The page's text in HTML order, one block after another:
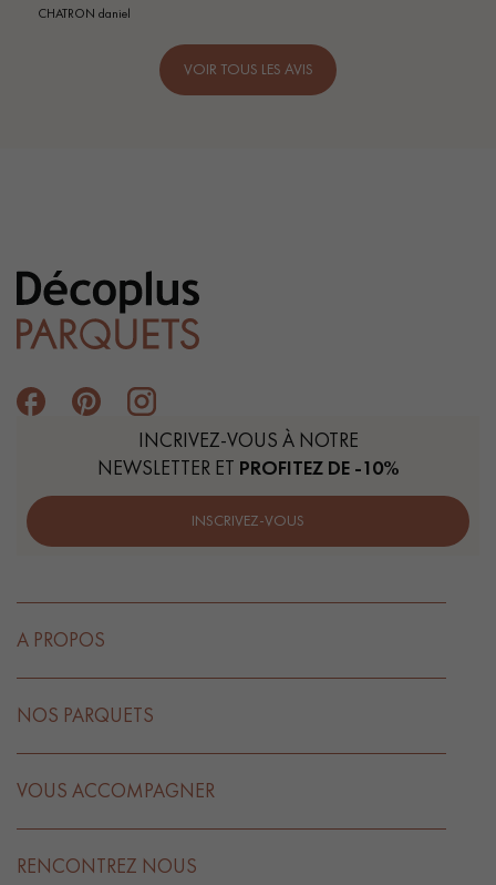
CHATRON daniel
VOIR TOUS LES AVIS
INCRIVEZ-VOUS À NOTRE
NEWSLETTER ET PROFITEZ DE -10%
INSCRIVEZ-VOUS
A PROPOS
NOS PARQUETS
VOUS ACCOMPAGNER
RENCONTREZ NOUS